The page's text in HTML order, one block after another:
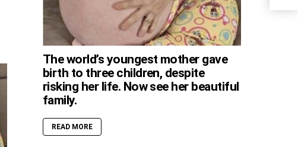
The world’s youngest mother gave
birth to three children, despite
risking her life. Now see her beautiful
family.
READ MORE